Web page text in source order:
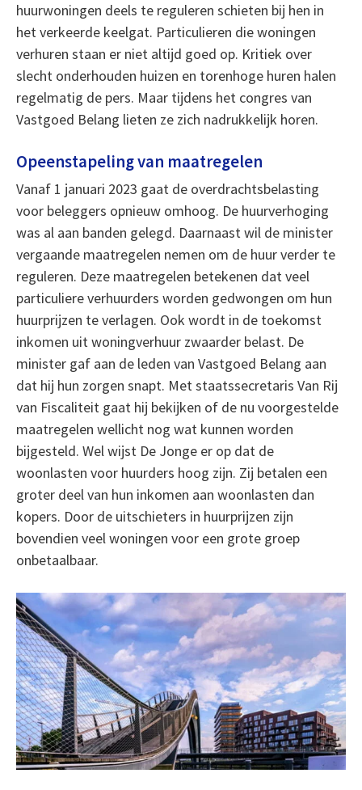
huurwoningen deels te reguleren schieten bij hen in
het verkeerde keelgat. Particulieren die woningen
verhuren staan er niet altijd goed op. Kritiek over
slecht onderhouden huizen en torenhoge huren halen
regelmatig de pers. Maar tijdens het congres van
Vastgoed Belang lieten ze zich nadrukkelijk horen.
Opeenstapeling van maatregelen
Vanaf 1 januari 2023 gaat de overdrachtsbelasting
voor beleggers opnieuw omhoog. De huurverhoging
was al aan banden gelegd. Daarnaast wil de minister
vergaande maatregelen nemen om de huur verder te
reguleren. Deze maatregelen betekenen dat veel
particuliere verhuurders worden gedwongen om hun
huurprijzen te verlagen. Ook wordt in de toekomst
inkomen uit woningverhuur zwaarder belast. De
minister gaf aan de leden van Vastgoed Belang aan
dat hij hun zorgen snapt. Met staatssecretaris Van Rij
van Fiscaliteit gaat hij bekijken of de nu voorgestelde
maatregelen wellicht nog wat kunnen worden
bijgesteld. Wel wijst De Jonge er op dat de
woonlasten voor huurders hoog zijn. Zij betalen een
groter deel van hun inkomen aan woonlasten dan
kopers. Door de uitschieters in huurprijzen zijn
bovendien veel woningen voor een grote groep
onbetaalbaar.